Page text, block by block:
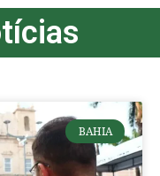
BAHIA